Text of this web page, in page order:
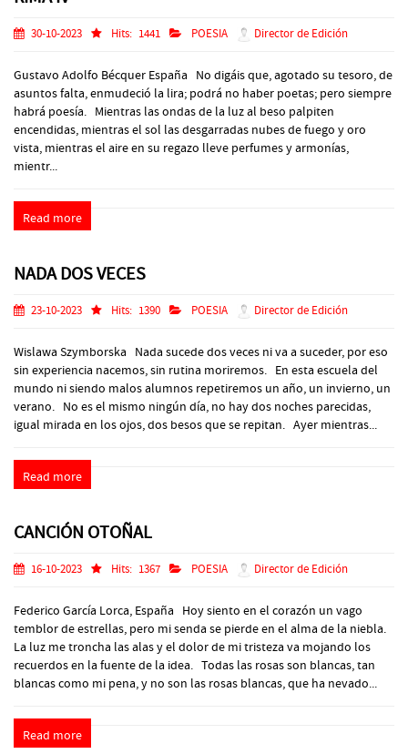
30-10-2023 Hits: 1441 POESIA Director de Edición
Gustavo Adolfo Bécquer España No digáis que, agotado su tesoro, de
asuntos falta, enmudeció la lira; podrá no haber poetas; pero siempre
habrá poesía. Mientras las ondas de la luz al beso palpiten
encendidas, mientras el sol las desgarradas nubes de fuego y oro
vista, mientras el aire en su regazo lleve perfumes y armonías,
mientr...
Read more
NADA DOS VECES
23-10-2023 Hits: 1390 POESIA Director de Edición
Wislawa Szymborska Nada sucede dos veces ni va a suceder, por eso
sin experiencia nacemos, sin rutina moriremos. En esta escuela del
mundo ni siendo malos alumnos repetiremos un año, un invierno, un
verano. No es el mismo ningún día, no hay dos noches parecidas,
igual mirada en los ojos, dos besos que se repitan. Ayer mientras...
Read more
CANCIÓN OTOÑAL
16-10-2023 Hits: 1367 POESIA Director de Edición
Federico García Lorca, España Hoy siento en el corazón un vago
temblor de estrellas, pero mi senda se pierde en el alma de la niebla.
La luz me troncha las alas y el dolor de mi tristeza va mojando los
recuerdos en la fuente de la idea. Todas las rosas son blancas, tan
blancas como mi pena, y no son las rosas blancas, que ha nevado...
Read more